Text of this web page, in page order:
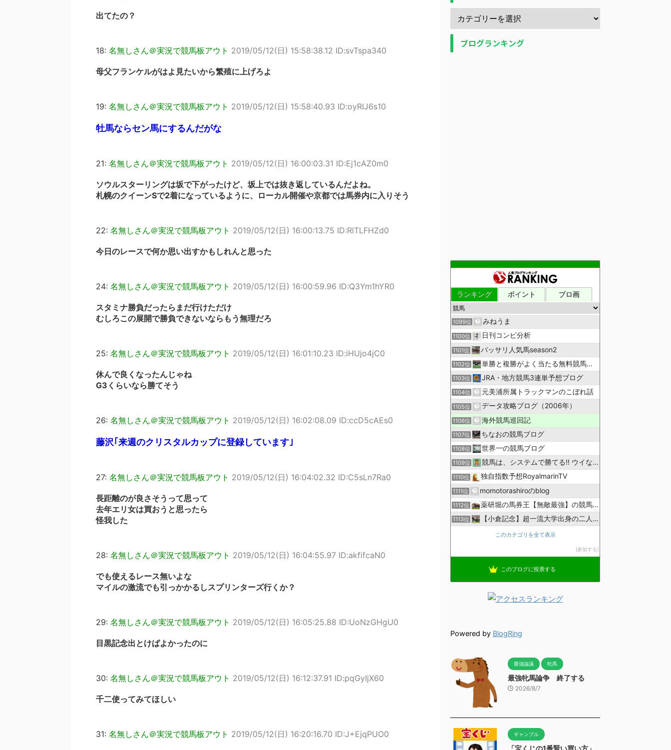
出てたの？
18: 名無しさん＠実況で競馬板アウト 2019/05/12(日) 15:58:38.12 ID:svTspa340
母父フランケルがはよ見たいから繁殖に上げろよ
19: 名無しさん＠実況で競馬板アウト 2019/05/12(日) 15:58:40.93 ID:oyRIJ6s10
牡馬ならセン馬にするんだがな
21: 名無しさん＠実況で競馬板アウト 2019/05/12(日) 16:00:03.31 ID:Ej1cAZ0m0
ソウルスターリングは坂で下がったけど、坂上では抜き返しているんだよね。
札幌のクイーンSで2着になっているように、ローカル開催や京都では馬券内に入りそう
22: 名無しさん＠実況で競馬板アウト 2019/05/12(日) 16:00:13.75 ID:RlTLFHZd0
今日のレースで何か思い出すかもしれんと思った
24: 名無しさん＠実況で競馬板アウト 2019/05/12(日) 16:00:59.96 ID:Q3Ym1hYR0
スタミナ勝負だったらまだ行けただけ
むしろこの展開で勝負できないならもう無理だろ
25: 名無しさん＠実況で競馬板アウト 2019/05/12(日) 16:01:10.23 ID:iHUjo4jC0
休んで良くなったんじゃね
G3くらいなら勝てそう
26: 名無しさん＠実況で競馬板アウト 2019/05/12(日) 16:02:08.09 ID:ccD5cAEs0
藤沢｢来週のクリスタルカップに登録しています｣
27: 名無しさん＠実況で競馬板アウト 2019/05/12(日) 16:04:02.32 ID:C5sLn7Ra0
長距離のが良さそうって思って
去年エリ女は買おうと思ったら
怪我した
28: 名無しさん＠実況で競馬板アウト 2019/05/12(日) 16:04:55.97 ID:akfifcaN0
でも使えるレース無いよな
マイルの激流でも引っかかるしスプリンターズ行くか？
29: 名無しさん＠実況で競馬板アウト 2019/05/12(日) 16:05:25.88 ID:UoNzGHgU0
目黒記念出とけばよかったのに
30: 名無しさん＠実況で競馬板アウト 2019/05/12(日) 16:12:37.91 ID:pqGyIjX60
千二使ってみてほしい
31: 名無しさん＠実況で競馬板アウト 2019/05/12(日) 16:20:16.70 ID:J+EjqPUO0
ブログランキング
ランキング ポイント ブロ画
1099位 みねうま
1100位 日刊コンピ分析
1101位 バッサリ人気馬season2
1102位 単勝と複勝がよく当たる無料競馬予想ブログ
1103位 JRA・地方競馬3連単予想ブログ
1104位 元美浦所属トラックマンのこぼれ話
1105位 データ攻略ブログ（2006年）
1106位 海外競馬巡回記
1107位 ちなおの競馬ブログ
1108位 世界一の競馬ブログ
1109位 競馬は、システムで勝てる!! ウイなび
1110位 独自指数予想RoyalmarinTV
1111位 momotorashiroのblog
1112位 薬研堀の馬券王【無敵最強】の競馬予想
1113位 【小倉記念】超一流大学出身の二人で理論競馬
このカテゴリを全て表示
参加する
このブログに投票する
Powered by BlogRing
最強論議 牝馬
最強牝馬論争 終了する
2026/8/7
ギャンブル
「宝くじの1番賢い買い方」